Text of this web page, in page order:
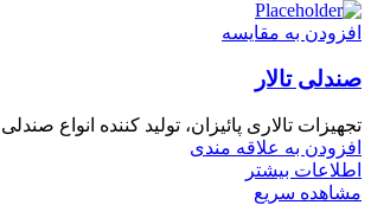
افزودن به مقایسه
صندلی تالار
تجهیزات تالاری پائیزان، تولید کننده انواع
افزودن به علاقه مندی
اطلاعات بیشتر
مشاهده سریع